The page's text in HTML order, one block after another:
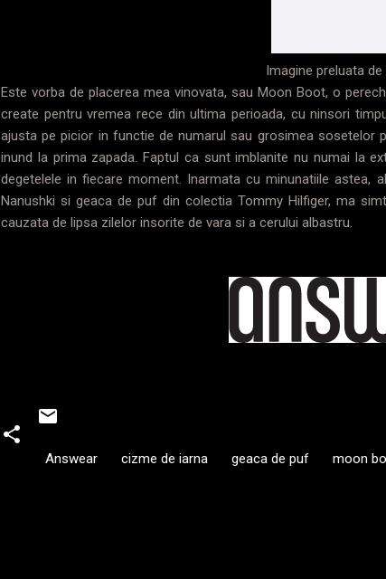
Imagine preluata
Este vorba de placerea mea vinovata, sau Moon Boot, o
create pentru vremea rece din ultima perioada, cu ninsori
ajusta pe picior in functie de numarul sau grosimea sosetelor
inund la prima zapada. Faptul ca sunt imblanite nu numai la
degetelele in fiecare moment. Inarmata cu minunatiile astea,
Nanushki si geaca de puf din colectia Tommy Hilfiger, ma
cauzata de lipsa zilelor insorite de vara si a cerului albastru.
Answear cizme de iarna geaca de puf moon